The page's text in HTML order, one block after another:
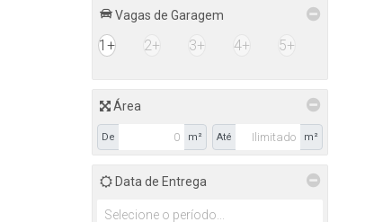
Vagas de Garagem
1+ 2+ 3+ 4+ 5+
Área
De m² Até m²
Data de Entrega